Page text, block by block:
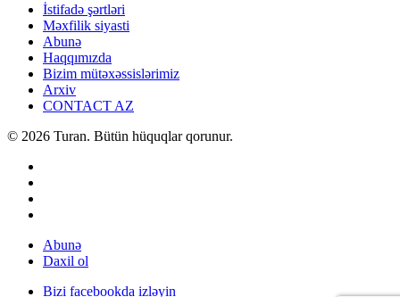
İstifadə şərtləri
Məxfilik siyasti
Abunə
Haqqımızda
Bizim mütəxəssislərimiz
Arxiv
CONTACT AZ
© 2026 Turan. Bütün hüquqlar qorunur.
Abunə
Daxil ol
Bizi facebookda izləyin